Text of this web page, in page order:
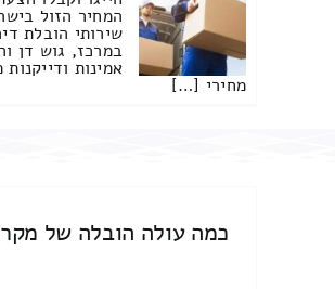
המחיר הזול
שירותי הובלת
במרכז, גוש דן
אמינות
מחירי […]
כמה עולה הובלה של